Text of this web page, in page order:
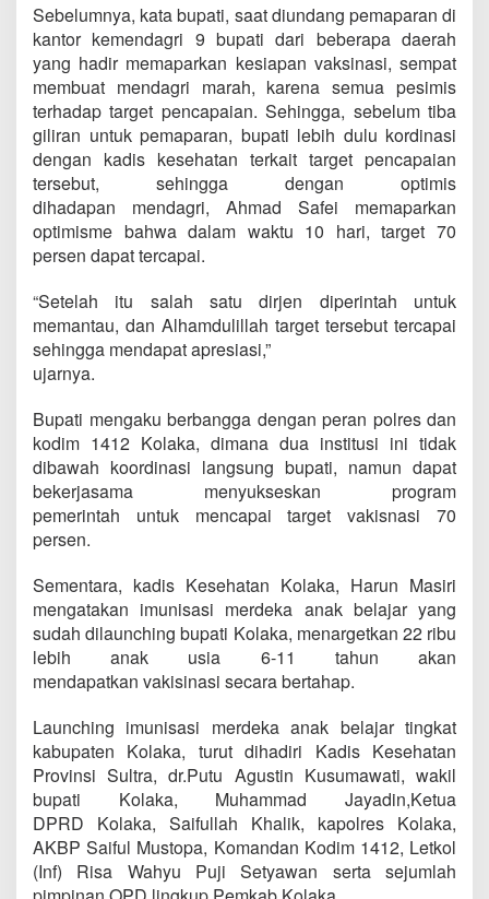
Sebelumnya, kata bupati, saat diundang pemaparan di
kantor kemendagri 9 bupati dari beberapa daerah
yang hadir memaparkan kesiapan vaksinasi, sempat
membuat mendagri marah, karena semua pesimis
terhadap target pencapaian. Sehingga, sebelum tiba
giliran untuk pemaparan, bupati lebih dulu kordinasi
dengan kadis kesehatan terkait target pencapaian
tersebut, sehingga dengan optimis
dihadapan mendagri, Ahmad Safei memaparkan
optimisme bahwa dalam waktu 10 hari, target 70
persen dapat tercapai.
“Setelah itu salah satu dirjen diperintah untuk
memantau, dan Alhamdulillah target tersebut tercapai
sehingga mendapat apresiasi,”
ujarnya.
Bupati mengaku berbangga dengan peran polres dan
kodim 1412 Kolaka, dimana dua institusi ini tidak
dibawah koordinasi langsung bupati, namun dapat
bekerjasama menyukseskan program
pemerintah untuk mencapai target vakisnasi 70
persen.
Sementara, kadis Kesehatan Kolaka, Harun Masiri
mengatakan imunisasi merdeka anak belajar yang
sudah dilaunching bupati Kolaka, menargetkan 22 ribu
lebih anak usia 6-11 tahun akan
mendapatkan vakisinasi secara bertahap.
Launching imunisasi merdeka anak belajar tingkat
kabupaten Kolaka, turut dihadiri Kadis Kesehatan
Provinsi Sultra, dr.Putu Agustin Kusumawati, wakil
bupati Kolaka, Muhammad Jayadin,Ketua
DPRD Kolaka, Saifullah Khalik, kapolres Kolaka,
AKBP Saiful Mustopa, Komandan Kodim 1412, Letkol
(Inf) Risa Wahyu Puji Setyawan serta sejumlah